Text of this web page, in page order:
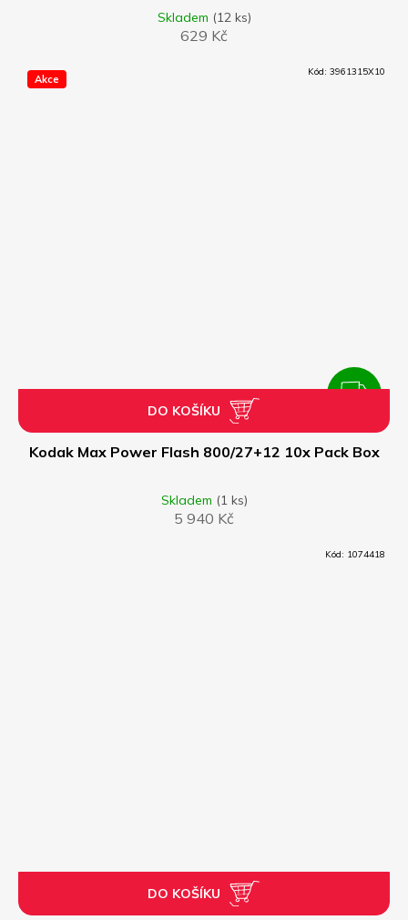
Skladem (12 ks)
629 Kč
Akce
Z
D
Kodak Max Power Flash 800/27+12 10x Pack Box
Skladem (1 ks)
5 940 Kč
DO KOŠÍKU
Kód: 3961315X10
DO KOŠÍKU
Kód: 1074418